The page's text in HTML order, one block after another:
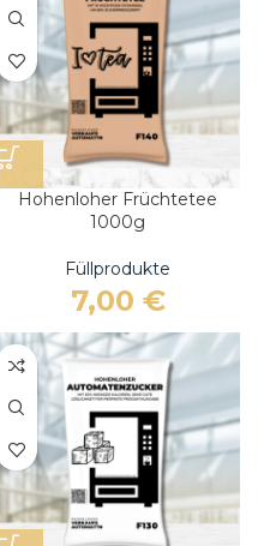
Hohenloher Früchtetee
1000g
Füllprodukte
7,00 €